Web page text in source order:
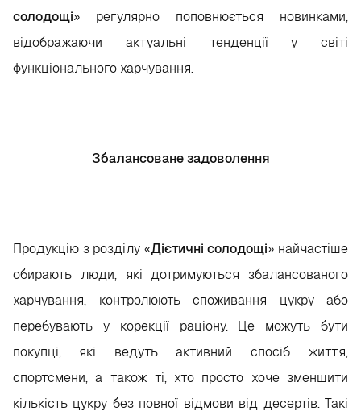
солодощі» регулярно поповнюється новинками,
відображаючи актуальні тенденції у світі
функціонального харчування.
Збалансоване задоволення
Продукцію з розділу «Дієтичні солодощі» найчастіше
обирають люди, які дотримуються збалансованого
харчування, контролюють споживання цукру або
перебувають у корекції раціону. Це можуть бути
покупці, які ведуть активний спосіб життя,
спортсмени, а також ті, хто просто хоче зменшити
кількість цукру без повної відмови від десертів. Такі